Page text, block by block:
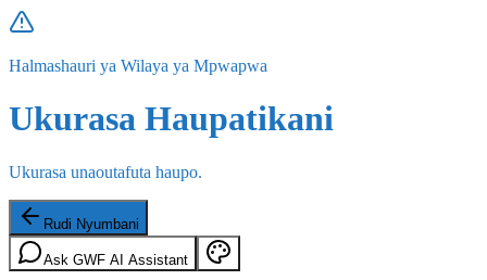
Halmashauri ya Wilaya ya Mpwapwa
Ukurasa Haupatikani
Ukurasa unaoutafuta haupo.
Rudi Nyumbani
Ask GWF AI Assistant